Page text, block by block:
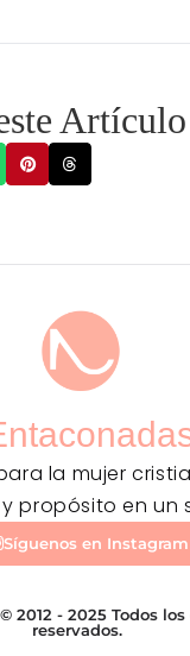
Artículo
la mujer
propósito en un
Síguenos en Instagram
2012 - 2025 Todos
reservados.